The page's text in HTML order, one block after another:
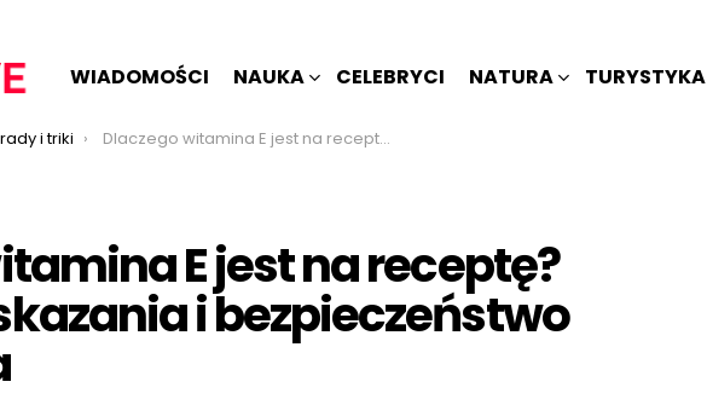
WIADOMOŚCI NAUKA CELEBRYCI NATURA TURYSTYKA
i triki Dlaczego witamina E jest na receptę? Powody, wskazania i bezpieczeństwo stosowania
E jest na receptę?
i bezpieczeństwo